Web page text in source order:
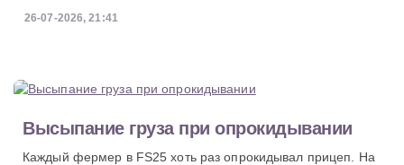
26-07-2026, 21:41
Высыпание груза при опрокидывании
Каждый фермер в FS25 хоть раз опрокидывал прицеп. На